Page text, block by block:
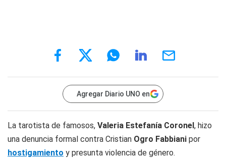
Agregar Diario UNO en
La tarotista de famosos, Valeria Estefanía Coronel, hizo
una denuncia formal contra Cristian Ogro Fabbiani por
hostigamiento y presunta violencia de género.